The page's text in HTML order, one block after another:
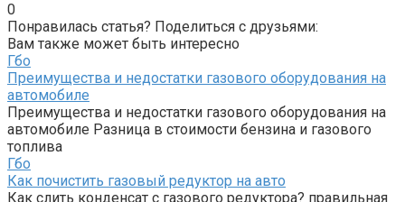
0
Понравилась статья? Поделиться с друзьями:
Вам также может быть интересно
Гбо
Преимущества и недостатки газового оборудования на
автомобиле
Преимущества и недостатки газового оборудования на
автомобиле Разница в стоимости бензина и газового
топлива
Гбо
Как почистить газовый редуктор на авто
Как слить конденсат с газового редуктора? правильная